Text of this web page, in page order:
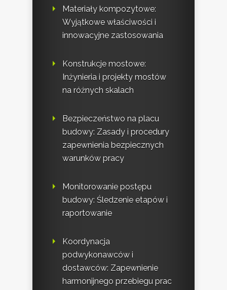
Materiały kompozytowe:
Wyjątkowe właściwości i
innowacyjne zastosowania
Konstrukcje mostowe:
Inżynieria i projekty mostów
na różnych skalach
Bezpieczeństwo na placu
budowy: Zasady i procedury
zapewnienia bezpiecznych
warunków pracy
Monitorowanie postępu
budowy: Śledzenie etapów i
raportowanie
Koordynacja
podwykonawców i
dostawców: Zapewnienie
harmonijnego przebiegu prac